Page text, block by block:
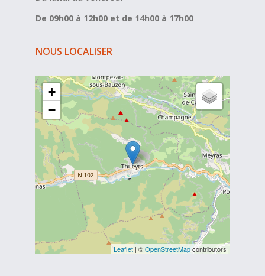
De 09h00 à 12h00 et de 14h00 à 17h00
NOUS LOCALISER
+
−
Leaflet | ©OpenStreetMapcontributors